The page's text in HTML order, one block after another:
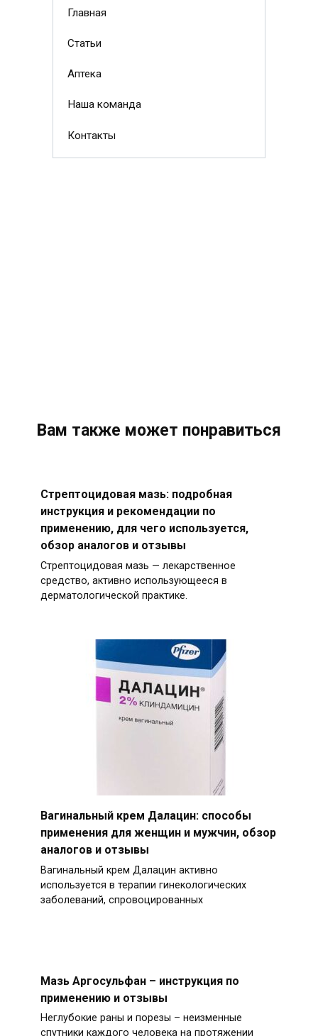
Главная
Статьи
Аптека
Наша команда
Контакты
Вам также может понравиться
Стрептоцидовая мазь: подробная
инструкция и рекомендации по
применению, для чего используется,
обзор аналогов и отзывы
Стрептоцидовая мазь — лекарственное
средство, активно использующееся в
дерматологической практике.
Вагинальный крем Далацин: способы
применения для женщин и мужчин, обзор
аналогов и отзывы
Вагинальный крем Далацин активно
используется в терапии гинекологических
заболеваний, спровоцированных
Мазь Аргосульфан – инструкция по
применению и отзывы
Неглубокие раны и порезы – неизменные
спутники каждого человека на протяжении